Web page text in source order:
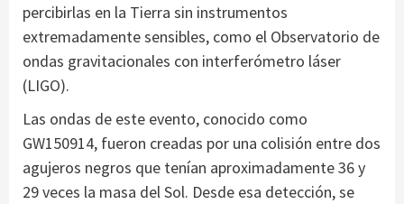
percibirlas en la Tierra sin instrumentos
extremadamente sensibles, como el Observatorio de
ondas gravitacionales con interferómetro láser
(LIGO).
Las ondas de este evento, conocido como
GW150914, fueron creadas por una colisión entre dos
agujeros negros que tenían aproximadamente 36 y
29 veces la masa del Sol. Desde esa detección, se